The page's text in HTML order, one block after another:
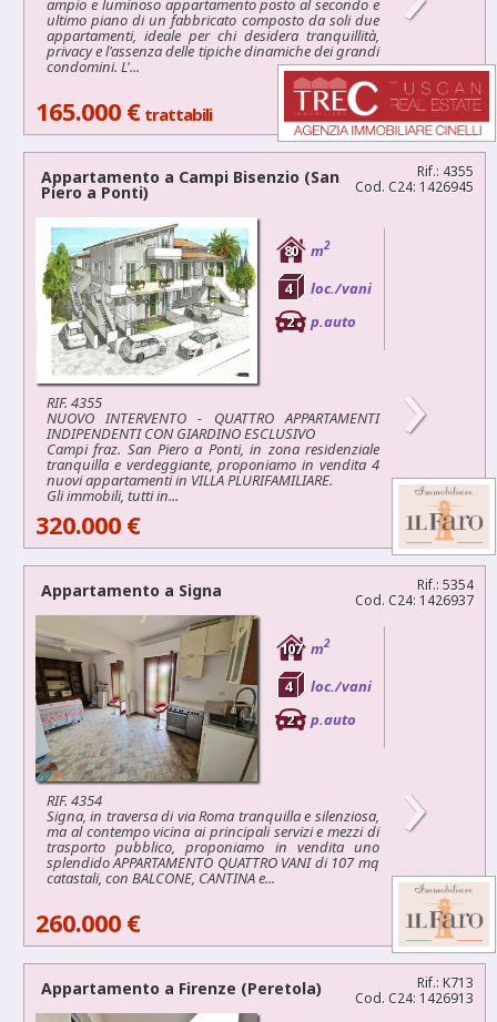
ampio e luminoso appartamento posto al secondo e
ultimo piano di un fabbricato composto da soli due
appartamenti, ideale per chi desidera tranquillità,
privacy e l'assenza delle tipiche dinamiche dei grandi
condomini. L'...
165.000 € trattabili
Rif.: 4355
Cod. C24: 1426945
Appartamento a Campi Bisenzio (San
Piero a Ponti)
80 m2
4
loc./vani
2
p.auto
RIF. 4355
NUOVO INTERVENTO - QUATTRO APPARTAMENTI
INDIPENDENTI CON GIARDINO ESCLUSIVO
Campi fraz. San Piero a Ponti, in zona residenziale
tranquilla e verdeggiante, proponiamo in vendita 4
nuovi appartamenti in VILLA PLURIFAMILIARE.
Gli immobili, tutti in...
›
320.000 €
Rif.: 5354
Cod. C24: 1426937
Appartamento a Signa
107 m2
4
loc./vani
2
p.auto
RIF. 4354
Signa, in traversa di via Roma tranquilla e silenziosa,
ma al contempo vicina ai principali servizi e mezzi di
trasporto pubblico, proponiamo in vendita uno
splendido APPARTAMENTO QUATTRO VANI di 107 mq
catastali, con BALCONE, CANTINA e...
›
260.000 €
Rif.: K713
Cod. C24: 1426913
Appartamento a Firenze (Peretola)